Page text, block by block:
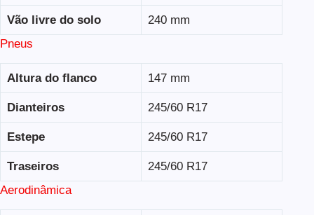
Vão livre do solo
240 mm
Pneus
Altura do flanco 147 mm
Dianteiros 245/60 R17
Estepe 245/60 R17
Traseiros
245/60 R17
Aerodinâmica